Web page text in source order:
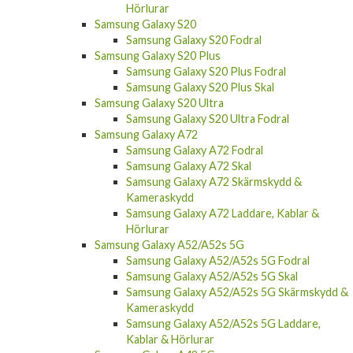
Samsung Galaxy S20
Samsung Galaxy S20 Fodral
Samsung Galaxy S20 Plus
Samsung Galaxy S20 Plus Fodral
Samsung Galaxy S20 Plus Skal
Samsung Galaxy S20 Ultra
Samsung Galaxy S20 Ultra Fodral
Samsung Galaxy A72
Samsung Galaxy A72 Fodral
Samsung Galaxy A72 Skal
Samsung Galaxy A72 Skärmskydd &
Kameraskydd
Samsung Galaxy A72 Laddare, Kablar &
Hörlurar
Samsung Galaxy A52/A52s 5G
Samsung Galaxy A52/A52s 5G Fodral
Samsung Galaxy A52/A52s 5G Skal
Samsung Galaxy A52/A52s 5G Skärmskydd &
Kameraskydd
Samsung Galaxy A52/A52s 5G Laddare,
Kablar & Hörlurar
Samsung Galaxy A42 5G